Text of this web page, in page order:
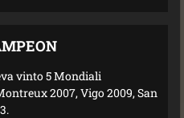
vinto 5 Mondiali
2007, Vigo 2009, San